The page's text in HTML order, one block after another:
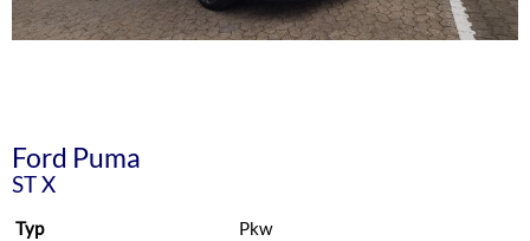
Ford Puma
ST X
Typ
Pkw